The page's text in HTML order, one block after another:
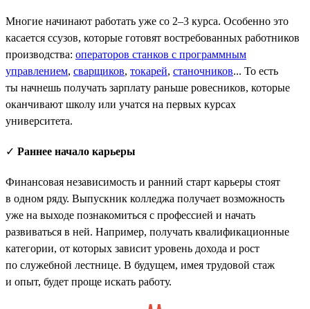
Многие начинают работать уже со 2–3 курса. Особенно это
касается ссузов, которые готовят востребованных работников
производства: операторов станков с программным
управлением, сварщиков, токарей, станочников... То есть
ты начнешь получать зарплату раньше ровесников, которые
оканчивают школу или учатся на первых курсах
университета.
✓ Раннее начало карьеры
Финансовая независимость и ранний старт карьеры стоят
в одном ряду. Выпускник колледжа получает возможность
уже на выходе познакомиться с профессией и начать
развиваться в ней. Например, получать квалификационные
категории, от которых зависит уровень дохода и рост
по служебной лестнице. В будущем, имея трудовой стаж
и опыт, будет проще искать работу.